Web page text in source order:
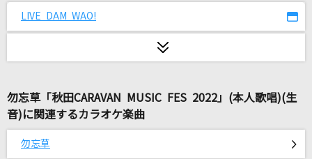
中西保志
安全地帯
[良音]月光花
Janne Da Arc
[生音]サウダージ
LIVE DAM WAO!
勿忘草「秋田CARAVAN MUSIC FES 2022」(本人歌唱)(生
音)に関連するカラオケ楽曲
勿忘草